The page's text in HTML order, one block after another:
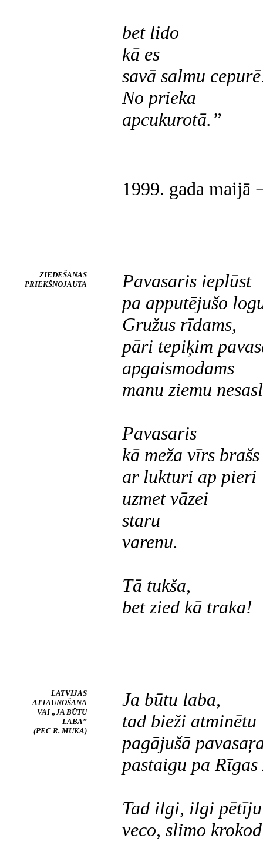
bet lido
kā es
savā salmu
No prieka
apcukurotā.”
1999. gada maijā
ZIEDĒŠANAS
PRIEKŠNOJAUTA
Pavasaris ieplūst
pa apputējušo
Gružus rīdams,
pāri tepiķim
apgaismodams
manu ziemu
Pavasaris
kā meža vīrs brašs
ar lukturi ap pieri
uzmet vāzei
staru
varenu.
Tā tukša,
bet zied kā traka!
LATVIJAS
ATJAUNOŠANA
VAI „JA BŪTU
LABA”
(PĒC R. MŪKA)
Ja būtu laba,
tad bieži atminētu
pagājušā
pastaigu pa Rīgas
Tad ilgi, ilgi pētīju
veco, slimo